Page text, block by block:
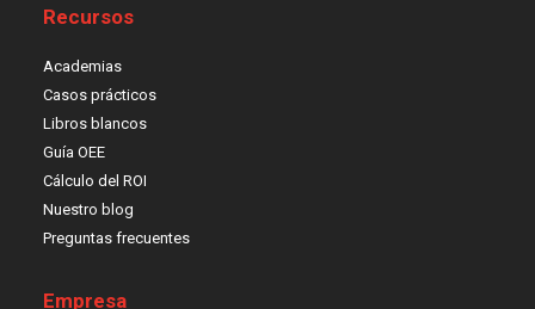
Recursos
Academias
Casos prácticos
Libros blancos
Guía OEE
Cálculo del ROI
Nuestro blog
Preguntas frecuentes
Empresa